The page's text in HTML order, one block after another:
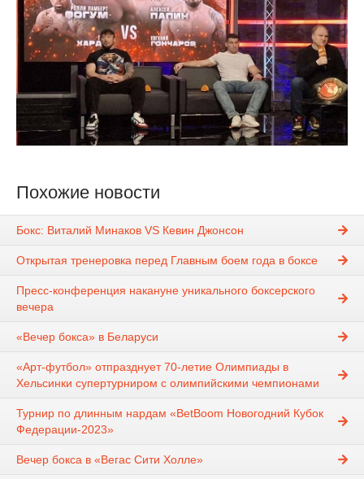
Похожие новости
Бокс: Виталий Минаков VS Кевин Джонсон
Открытая тренеровка перед Главным боем года в боксе
Пресс-конференция накануне уникального боксерского
вечера
«Вечер бокса» в Беларуси
«Арт-футбол» отпразднует 70-летие Олимпиады в
Хельсинки супертурниром с олимпийскими чемпионами
Турнир по длинным нардам «BetBoom Новогодний Кубок
Федерации-2023»
Вечер бокса в «Вегас Сити Холле»